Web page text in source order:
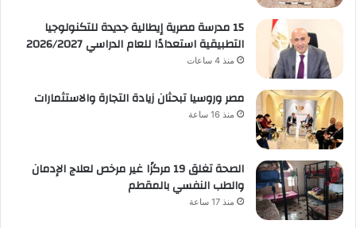
15 مدرسة مصرية إيطالية جديدة للتكنولوجيا
التطبيقية استعدادًا للعام الدراسي 2026/2027
منذ 4 ساعات
مصر وروسيا تبحثان زيادة التجارة والاستثمارات
منذ 16 ساعة
الصحة تغلق 19 مركزًا غير مرخص لعلاج الإدمان
والطب النفسي بالمقطم
منذ 17 ساعة